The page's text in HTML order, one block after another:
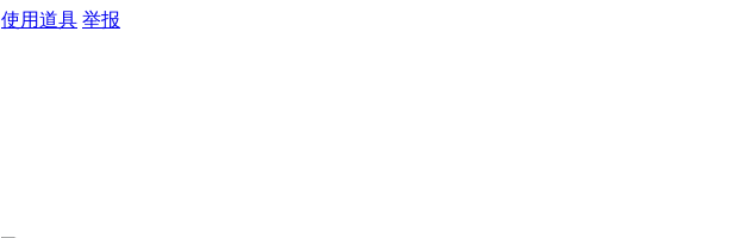
使用道具 举报